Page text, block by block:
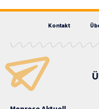
Kontakt